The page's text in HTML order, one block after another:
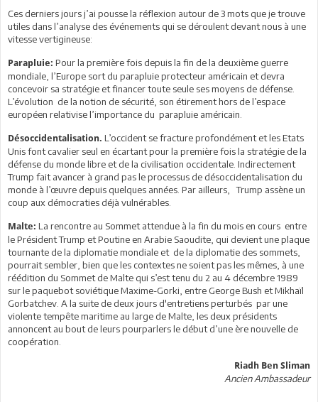
Ces derniers jours j’ai pousse la réflexion autour de 3 mots que je trouve
utiles dans l’analyse des événements qui se déroulent devant nous à une
vitesse vertigineuse:
Parapluie: Pour la première fois depuis la fin de la deuxième guerre
mondiale, l’Europe sort du parapluie protecteur américain et devra
concevoir sa stratégie et financer toute seule ses moyens de défense.
L’évolution de la notion de sécurité, son étirement hors de l’espace
européen relativise l’importance du parapluie américain.
Désoccidentalisation. L’occident se fracture profondément et les Etats
Unis font cavalier seul en écartant pour la première fois la stratégie de la
défense du monde libre et de la civilisation occidentale. Indirectement
Trump fait avancer à grand pas le processus de désoccidentalisation du
monde à l’œuvre depuis quelques années. Par ailleurs, Trump assène un
coup aux démocraties déjà vulnérables.
Malte: La rencontre au Sommet attendue à la fin du mois en cours entre
le Président Trump et Poutine en Arabie Saoudite, qui devient une plaque
tournante de la diplomatie mondiale et de la diplomatie des sommets,
pourrait sembler, bien que les contextes ne soient pas les mêmes, à une
réédition du Sommet de Malte qui s’est tenu du 2 au 4 décembre 1989
sur le paquebot soviétique Maxime-Gorki, entre George Bush et Mikhaïl
Gorbatchev. A la suite de deux jours d'entretiens perturbés par une
violente tempête maritime au large de Malte, les deux présidents
annoncent au bout de leurs pourparlers le début d’une ère nouvelle de
coopération.
Riadh Ben Sliman
Ancien Ambassadeur